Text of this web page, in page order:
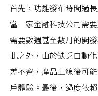
首先，功能發布時間過
當一家金融科技公司需
需要數週甚至數月的開
此之外，由於缺乏自動
差不齊，產品上線後可
戶體驗。最後，過度依